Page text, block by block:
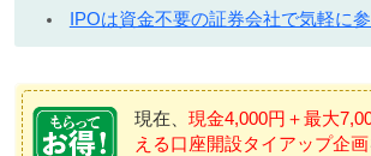
IPOは資金不要の証券会社で気軽に
現在、 現金4,000円＋最大
える口座開設タイアップ企画